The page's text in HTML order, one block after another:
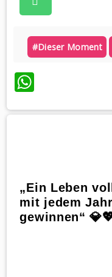
#dieser Moment
„Ein Leben
mit jedem
gewinnen“